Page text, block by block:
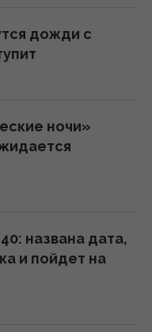
между США
-
на новые
дожди с
ночи»
названа дата,
и пойдет на